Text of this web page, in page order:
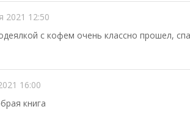
2021 12:50
с кофем очень классно прошел,
16:00
книга